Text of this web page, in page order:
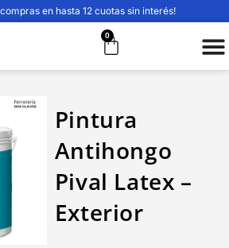
en hasta 12 cuotas sin interés!
0
Pintura
Antihongo
Pival Latex –
Exterior